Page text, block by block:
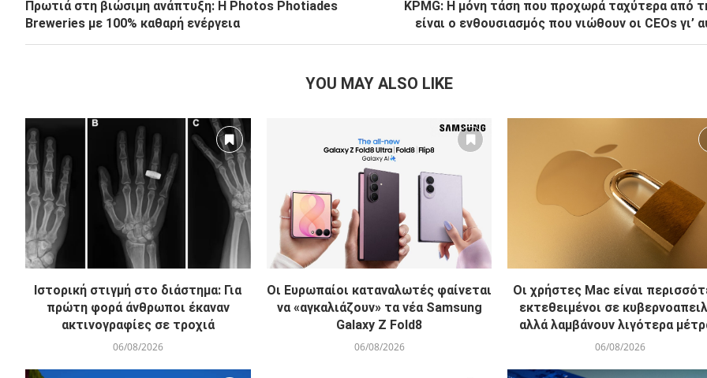
Πρωτιά στη βιώσιμη ανάπτυξη: Η Photos Photiades
Breweries με 100% καθαρή ενέργεια
KPMG: Η μόνη τάση που προχωρά ταχύτερα από
είναι ο ενθουσιασμός που νιώθουν οι CEOs γι’
YOU MAY ALSO LIKE
Ιστορική στιγμή στο διάστημα: Για
πρώτη φορά άνθρωποι έκαναν
ακτινογραφίες σε τροχιά
06/08/2026
Οι Ευρωπαίοι καταναλωτές φαίνεται
να «αγκαλιάζουν» τα νέα Samsung
Galaxy Z Fold8
06/08/2026
Οι χρήστες Mac είναι
εκτεθειμένοι σε
αλλά λαμβάνουν λιγότερα
06/08/2026